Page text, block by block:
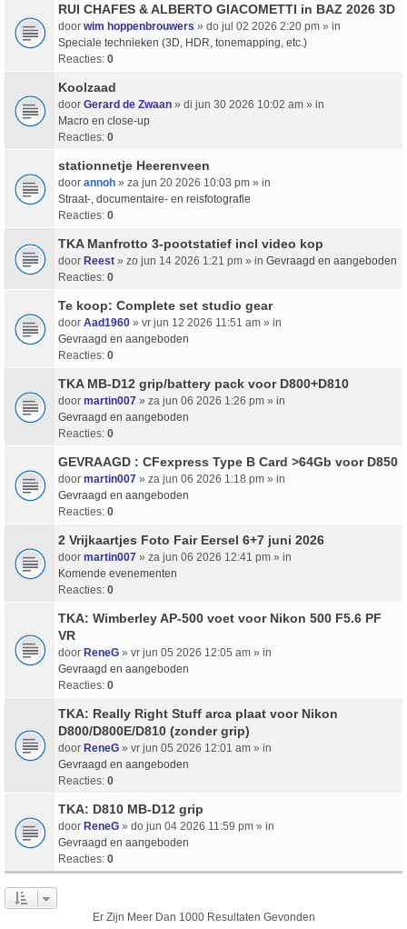
RUI CHAFES & ALBERTO GIACOMETTI in BAZ 2026 3D
door wim hoppenbrouwers » do jul 02 2026 2:20 pm » in
Speciale technieken (3D, HDR, tonemapping, etc.)
Reacties: 0
Koolzaad
door Gerard de Zwaan » di jun 30 2026 10:02 am » in
Macro en close-up
Reacties: 0
stationnetje Heerenveen
door annoh » za jun 20 2026 10:03 pm » in
Straat-, documentaire- en reisfotografie
Reacties: 0
TKA Manfrotto 3-pootstatief incl video kop
door Reest » zo jun 14 2026 1:21 pm » in Gevraagd en aangeboden
Reacties: 0
Te koop: Complete set studio gear
door Aad1960 » vr jun 12 2026 11:51 am » in
Gevraagd en aangeboden
Reacties: 0
TKA MB-D12 grip/battery pack voor D800+D810
door martin007 » za jun 06 2026 1:26 pm » in
Gevraagd en aangeboden
Reacties: 0
GEVRAAGD : CFexpress Type B Card >64Gb voor D850
door martin007 » za jun 06 2026 1:18 pm » in
Gevraagd en aangeboden
Reacties: 0
2 Vrijkaartjes Foto Fair Eersel 6+7 juni 2026
door martin007 » za jun 06 2026 12:41 pm » in
Komende evenementen
Reacties: 0
TKA: Wimberley AP-500 voet voor Nikon 500 F5.6 PF
VR
door ReneG » vr jun 05 2026 12:05 am » in
Gevraagd en aangeboden
Reacties: 0
TKA: Really Right Stuff arca plaat voor Nikon
D800/D800E/D810 (zonder grip)
door ReneG » vr jun 05 2026 12:01 am » in
Gevraagd en aangeboden
Reacties: 0
TKA: D810 MB-D12 grip
door ReneG » do jun 04 2026 11:59 pm » in
Gevraagd en aangeboden
Reacties: 0
Er Zijn Meer Dan 1000 Resultaten Gevonden